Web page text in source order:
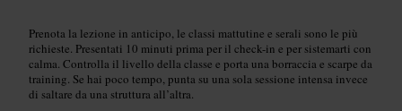
Prenota la lezione in anticipo, le classi mattutine e serali sono le più
richieste. Presentati 10 minuti prima per il check-in e per sistemarti con
calma. Controlla il livello della classe e porta una borraccia e scarpe da
training. Se hai poco tempo, punta su una sola sessione intensa invece
di saltare da una struttura all’altra.